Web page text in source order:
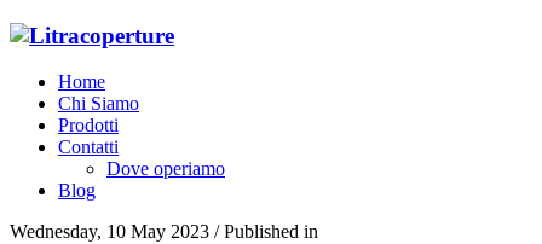
Home
Chi Siamo
Prodotti
Contatti
Dove operiamo
Blog
Wednesday, 10 May 2023 /Published in